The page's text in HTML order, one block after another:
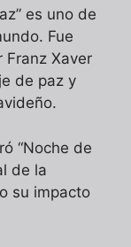
es uno de
Fue
Franz Xaver
de paz y
“Noche de
de la
su impacto